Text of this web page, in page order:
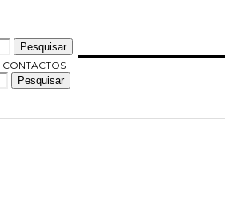
Pesquisar
CONTACTOS
Pesquisar